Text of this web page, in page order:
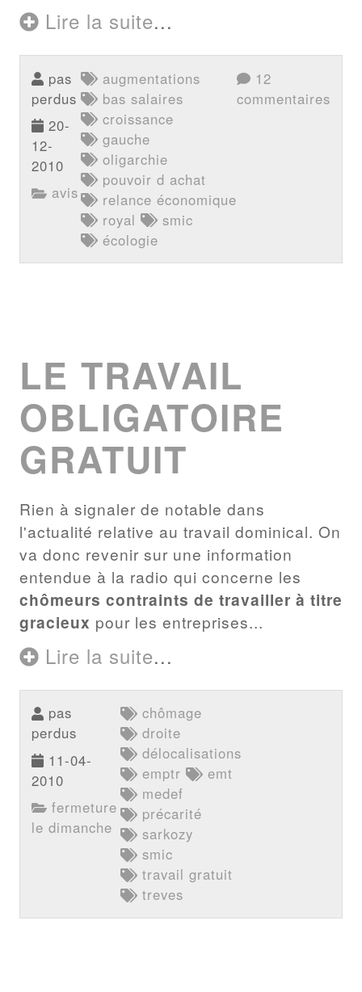
Lire la suite...
pas
perdus
20-
12-
2010
avis
augmentations
bas salaires
croissance
gauche
oligarchie
pouvoir d achat
relance économique
royal
smic
écologie
12
commentaires
LE TRAVAIL
OBLIGATOIRE
GRATUIT
Rien à signaler de notable dans
l'actualité relative au travail dominical. On
va donc revenir sur une information
entendue à la radio qui concerne les
chômeurs contraints de travailler à titre
gracieux pour les entreprises...
Lire la suite...
pas
perdus
11-04-
2010
fermeture
le dimanche
chômage
droite
délocalisations
emptr
emt
medef
précarité
sarkozy
smic
travail gratuit
treves